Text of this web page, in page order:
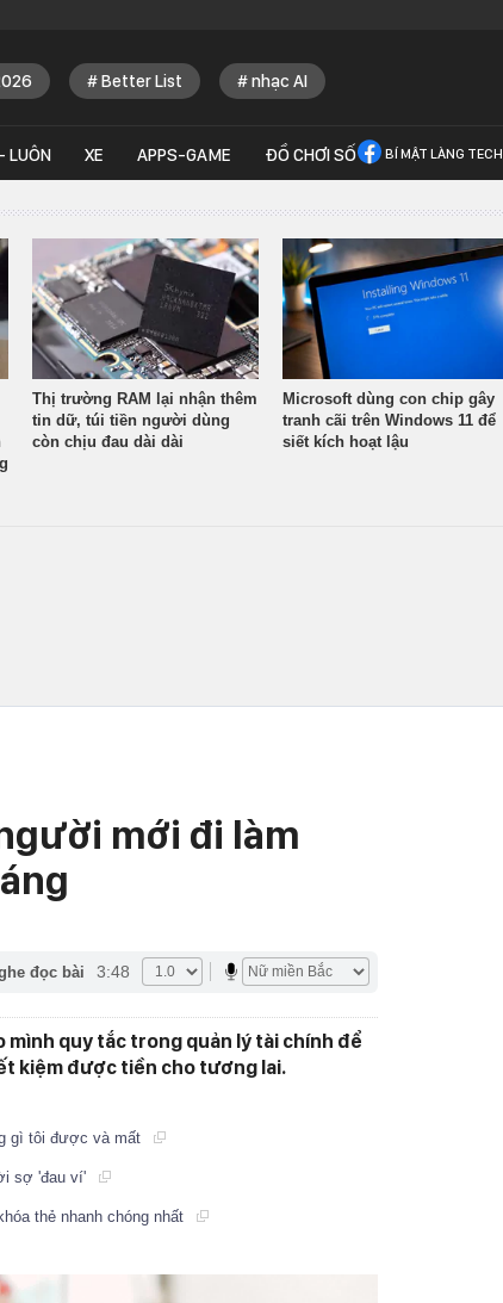
Better List nhạc AI
LUÔN XE APPS-GAME ĐỒ CHƠI SỐ BÍ MẬT LÀNG TECH
Thị trường RAM lại nhận thêm
tin dữ, túi tiền người dùng
còn chịu đau dài dài
Microsoft dùng con chip gây
tranh cãi trên Windows 11 để
siết kích hoạt lậu
mới đi làm
đọc bài 3:48
quy tắc trong quản lý tài chính để
kiệm được tiền cho tương lai.
gì tôi được và mất
sợ 'đau ví'
thẻ nhanh chóng nhất